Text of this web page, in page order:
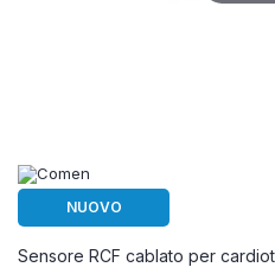
NUOVO
Sensore RCF cablato per